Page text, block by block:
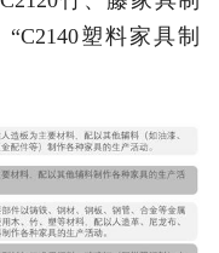
塑料家具制